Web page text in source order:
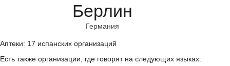
Берлин
Германия
Аптеки: 17 испанских организаций
Есть также организации, где говорят на следующих языках: